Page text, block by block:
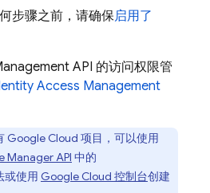
步骤之前，请确保启用了
API 的访问权限管
Access Management
Google Cloud 项目，可以使用
Manager API 中的
或使用 Google Cloud 控制台创建